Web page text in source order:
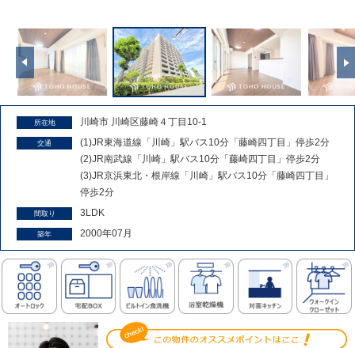
所在地 川崎市 川崎区藤崎４丁目10-1
交通
(1)JR東海道線「川崎」駅バス10分「藤崎四丁目」停歩2分
(2)JR南武線「川崎」駅バス10分「藤崎四丁目」停歩2分
(3)JR京浜東北・根岸線「川崎」駅バス10分「藤崎四丁目」
停歩2分
間取り 3LDK
築年 2000年07月